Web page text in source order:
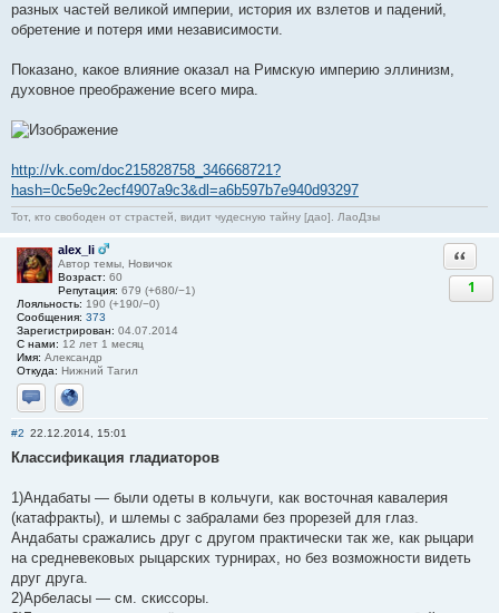
разных частей великой империи, история их взлетов и падений,
обретение и потеря ими независимости.
Показано, какое влияние оказал на Римскую империю эллинизм,
духовное преображение всего мира.
http://vk.com/doc215828758_346668721?
hash=0c5e9c2ecf4907a9c3&dl=a6b597b7e940d93297
Тот, кто свободен от страстей, видит чудесную тайну [дао]. ЛаоДзы
alex_li
Автор темы, Новичок
Возраст: 60
Репутация: 679 (+680/−1)
Лояльность: 190 (+190/−0)
Сообщения: 373
Зарегистрирован: 04.07.2014
С нами: 12 лет 1 месяц
Имя: Александр
Откуда: Нижний Тагил
Отправить личное сообщение
Сайт
1
#2 22.12.2014, 15:01
Классификация гладиаторов
1)Андабаты — были одеты в кольчуги, как восточная кавалерия
(катафракты), и шлемы с забралами без прорезей для глаз.
Андабаты сражались друг с другом практически так же, как рыцари
на средневековых рыцарских турнирах, но без возможности видеть
друг друга.
2)Арбеласы — см. скиссоры.